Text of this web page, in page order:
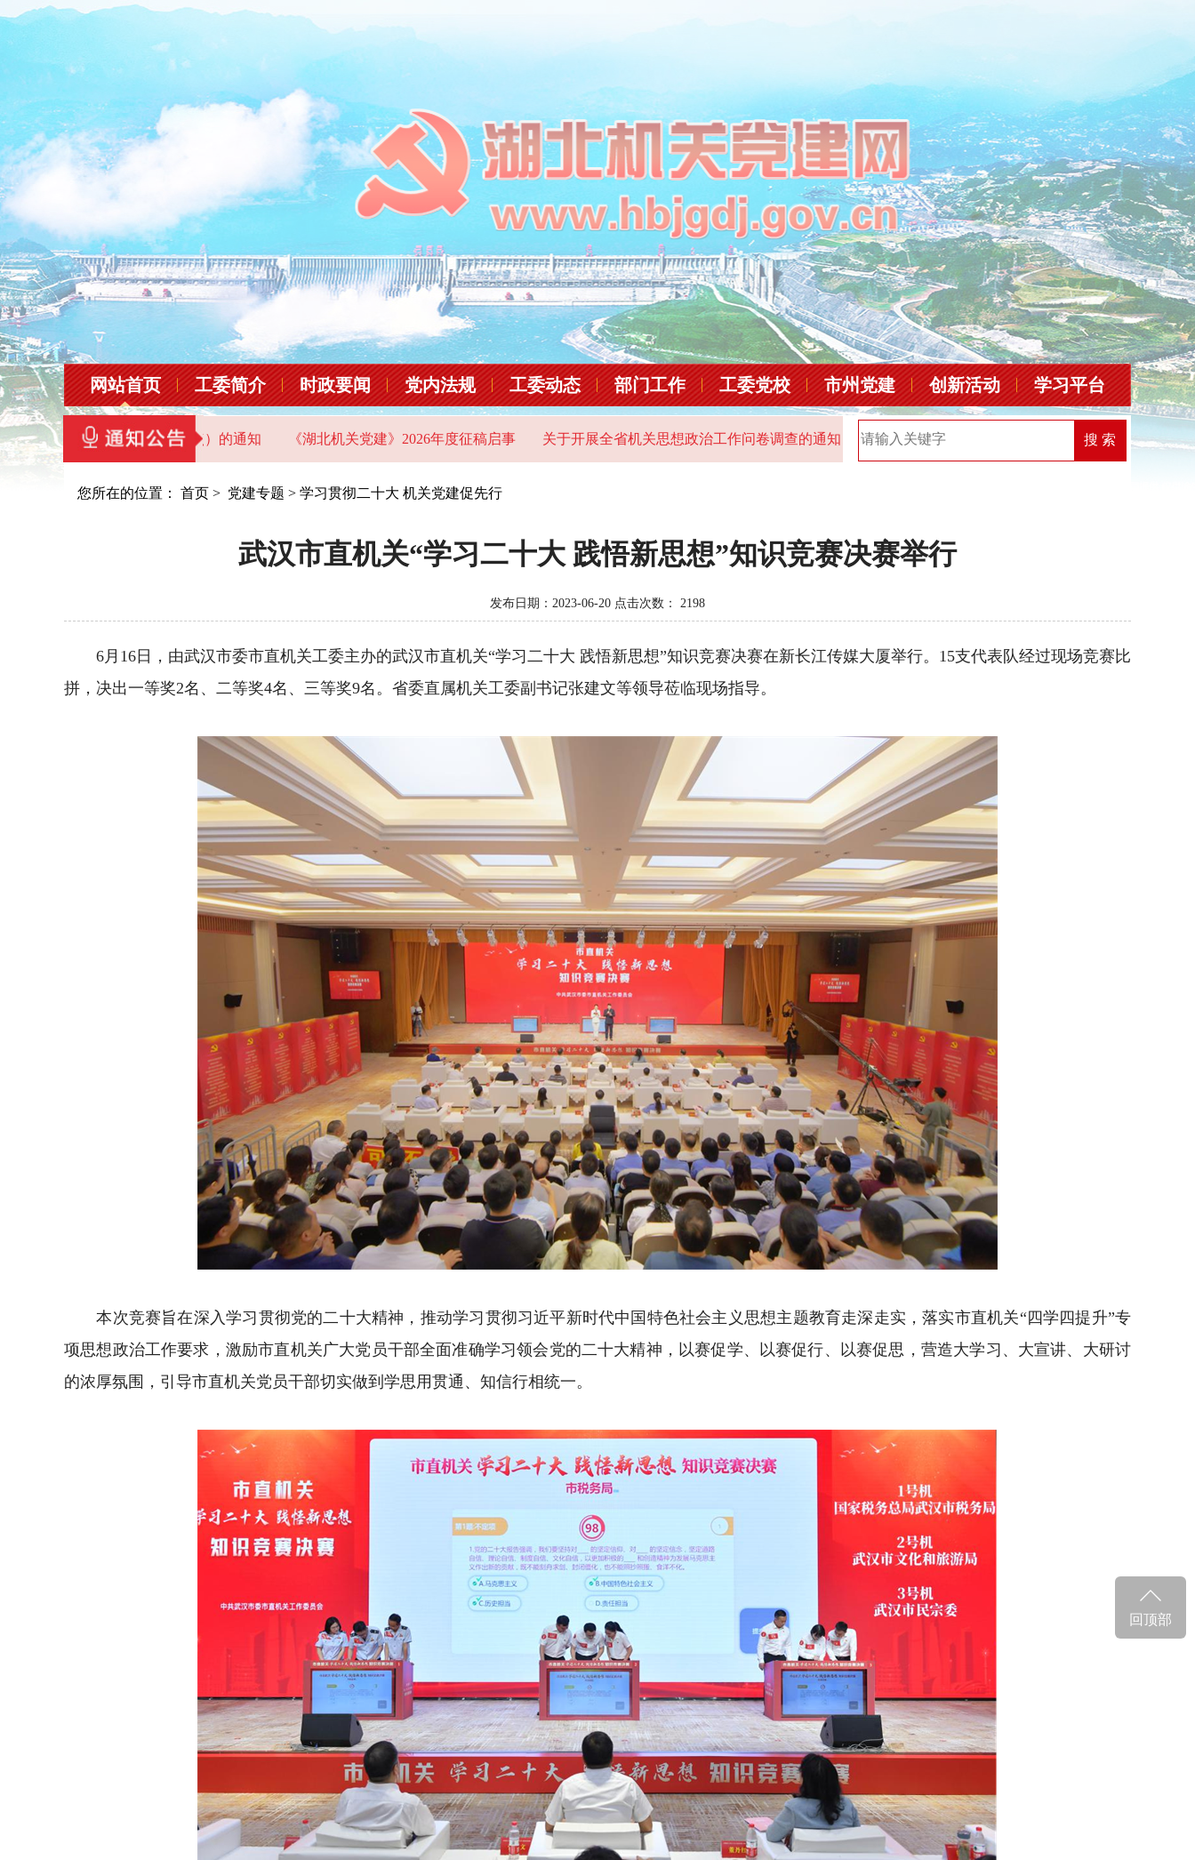
网站首页 工委简介 时政要闻 党内法规 工委动态 部门工作 工委党校 市州党建 创新活动 学习平台
部教育基地（教学点）的通知 《湖北机关党建》2026年度征稿启事 关于开展全省机关思想政治工作问卷调查的通知 2025年“机关党建创新榜”优秀案例名单 2026年中共湖北
搜 索
您所在的位置： 首页 > 党建专题 > 学习贯彻二十大 机关党建促先行
武汉市直机关“学习二十大 践悟新思想”知识竞赛决赛举行
发布日期：2023-06-20 点击次数： 2198
6月16日，由武汉市委市直机关工委主办的武汉市直机关“学习二十大 践悟新思想”知识竞赛决赛在新长江传媒大厦举行。15支代表队经过现场竞赛比
拼，决出一等奖2名、二等奖4名、三等奖9名。省委直属机关工委副书记张建文等领导莅临现场指导。
本次竞赛旨在深入学习贯彻党的二十大精神，推动学习贯彻习近平新时代中国特色社会主义思想主题教育走深走实，落实市直机关“四学四提升”专
项思想政治工作要求，激励市直机关广大党员干部全面准确学习领会党的二十大精神，以赛促学、以赛促行、以赛促思，营造大学习、大宣讲、大研讨
的浓厚氛围，引导市直机关党员干部切实做到学思用贯通、知信行相统一。
回顶部